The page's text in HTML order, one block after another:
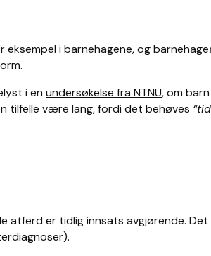
eksempel i barnehagene, og
.
i enundersøkelse fra NTNU, om
tilfelle være lang, fordi det behøves
er tidlig innsats avgjørende.